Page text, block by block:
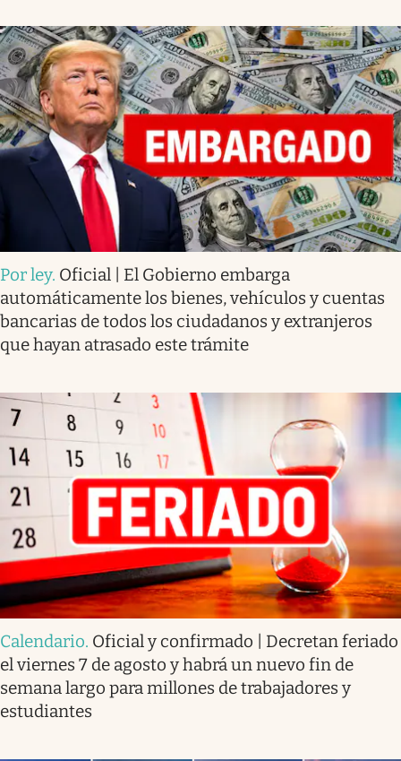
Por ley. Oficial | El Gobierno embarga
automáticamente los bienes, vehículos y cuentas
bancarias de todos los ciudadanos y extranjeros
que hayan atrasado este trámite
Calendario. Oficial y confirmado | Decretan feriado
el viernes 7 de agosto y habrá un nuevo fin de
semana largo para millones de trabajadores y
estudiantes